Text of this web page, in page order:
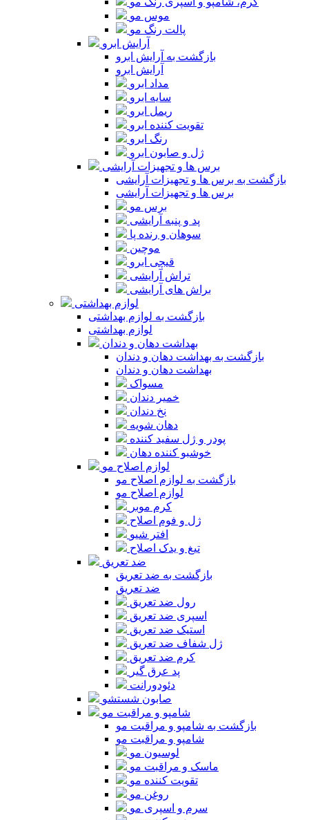
موس مو
پالت رنگ مو
آرایش ابرو
بازگشت به آرایش ابرو
آرایش ابرو
مداد ابرو
سایه ابرو
ریمل ابرو
تقویت کننده ابرو
رنگ ابرو
ژل و صابون ابرو
برس ها و تجهیزات آرایشی
بازگشت به برس ها و تجهیزات آرایشی
برس ها و تجهیزات آرایشی
برس مو
پد و پنبه آرایشی
سوهان و رنده پا
موچین
قیچی ابرو
تراش آرایشی
براش های آرایشی
لوازم بهداشتی
بازگشت به لوازم بهداشتی
لوازم بهداشتی
بهداشت دهان و دندان
بازگشت به بهداشت دهان و دندان
بهداشت دهان و دندان
مسواک
خمیر دندان
نخ دندان
دهان شویه
پودر و ژل سفید کننده
خوشبو کننده دهان
لوازم اصلاح مو
بازگشت به لوازم اصلاح مو
لوازم اصلاح مو
کرم موبر
ژل و فوم اصلاح
افتر شیو
تیغ و یدک اصلاح
ضد تعریق
بازگشت به ضد تعریق
ضد تعریق
رول ضد تعریق
اسپری ضد تعریق
استیک ضد تعریق
ژل شفاف ضد تعریق
کرم ضد تعریق
پد عرق گیر
دئودورانت
صابون شستشو
شامپو و مراقبت مو
بازگشت به شامپو و مراقبت مو
شامپو و مراقبت مو
لوسیون مو
ماسک و مراقبت مو
تقویت کننده مو
روغن مو
سرم و اسپری مو